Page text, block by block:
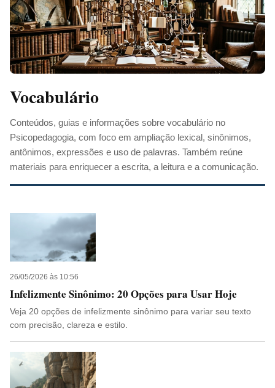
Vocabulário
Conteúdos, guias e informações sobre vocabulário no
Psicopedagogia, com foco em ampliação lexical, sinônimos,
antônimos, expressões e uso de palavras. Também reúne
materiais para enriquecer a escrita, a leitura e a comunicação.
26/05/2026 às 10:56
Infelizmente Sinônimo: 20 Opções para Usar Hoje
Veja 20 opções de infelizmente sinônimo para variar seu texto
com precisão, clareza e estilo.